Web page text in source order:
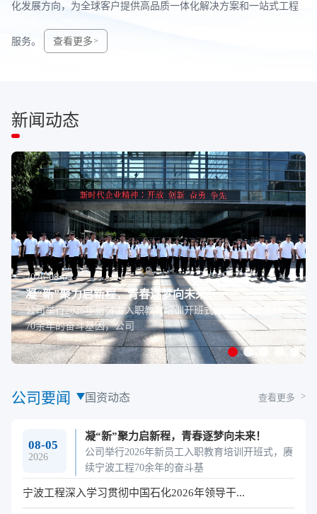
化发展方向，为全球客户提供高品质⼀体化解决方案和⼀站式工程
服务。 查看更多
新闻动态
2026-08-05
凝“新”聚力启新程，青春逐梦向未来！
公司举行2026年新员工入职教育培训开班式，赓续宁波工程
70余年的奋斗基因，公司
公司要闻 国资动态 查看更多
08-05
2026
凝“新”聚力启新程，青春逐梦向未来！
公司举行2026年新员工入职教育培训开班式，赓
续宁波工程70余年的奋斗基
宁波工程深入学习贯彻中国石化2026年领导干...